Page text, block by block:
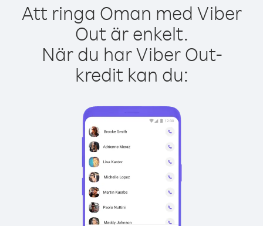
Att ringa Oman med Viber
Out är enkelt.
När du har Viber Out-
kredit kan du: